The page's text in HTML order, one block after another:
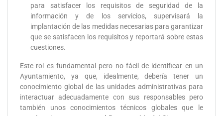
para satisfacer los requisitos de seguridad de la
información y de los servicios, supervisará la
implantación de las medidas necesarias para garantizar
que se satisfacen los requisitos y reportará sobre estas
cuestiones.
Este rol es fundamental pero no fácil de identificar en un
Ayuntamiento, ya que, idealmente, debería tener un
conocimiento global de las unidades administrativas para
interactuar adecuadamente con sus responsables pero
también unos conocimientos técnicos globales que le